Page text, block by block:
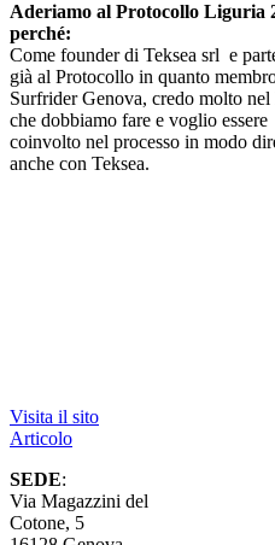
Aderiamo al Protocollo Liguria
perché:
Come founder di Teksea srl e
già al Protocollo in quanto
Surfrider Genova, credo molto
che dobbiamo fare e voglio essere
coinvolto nel processo in modo
anche con Teksea.
Visita il sito
Articolo
SEDE:
Via Magazzini del
Cotone, 5